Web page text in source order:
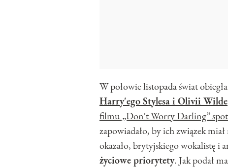
W połowie listopada świat
Harry'ego Stylesa i Olivii Wilde
filmu „Don't Worry Darling”
zapowiadało, by ich związek
okazało, brytyjskiego wokalistę i
życiowe priorytety. Jak podał